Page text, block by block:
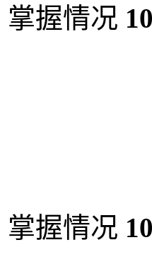
掌握情况
掌握情况